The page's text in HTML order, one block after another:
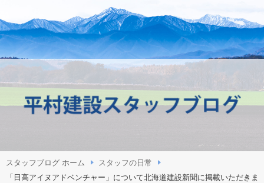
スタッフブログ ホーム
スタッフの日常
「日高アイヌアドベンチャー」について北海道建設新聞に掲載いただきま